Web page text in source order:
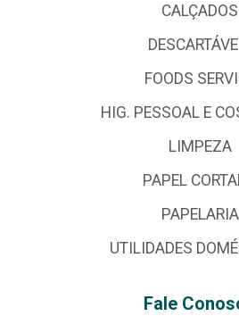
CALÇADOS
FOODS
HIG. PESSOAL E
LIMPEZA
PAPEL
PAPELARIA
UTILIDADES
Fale